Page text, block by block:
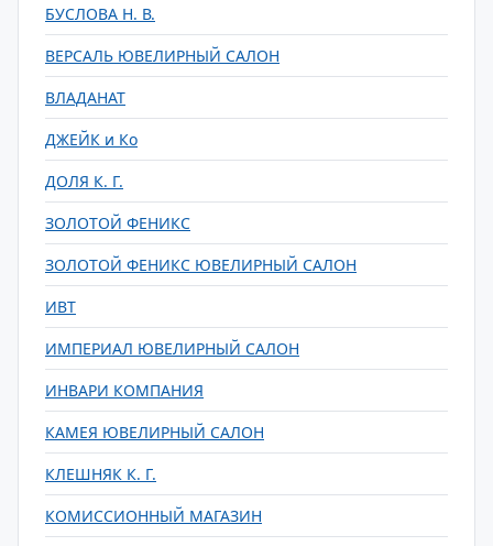
БУСЛОВА Н. В.
ВЕРСАЛЬ ЮВЕЛИРНЫЙ САЛОН
ВЛАДАНАТ
ДЖЕЙК и Ко
ДОЛЯ К. Г.
ЗОЛОТОЙ ФЕНИКС
ЗОЛОТОЙ ФЕНИКС ЮВЕЛИРНЫЙ САЛОН
ИВТ
ИМПЕРИАЛ ЮВЕЛИРНЫЙ САЛОН
ИНВАРИ КОМПАНИЯ
КАМЕЯ ЮВЕЛИРНЫЙ САЛОН
КЛЕШНЯК К. Г.
КОМИССИОННЫЙ МАГАЗИН